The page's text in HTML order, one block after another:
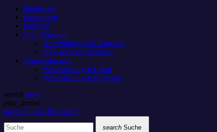
Studiocam
Sendungen
Podcasts
Club Rotation
Anmeldung Club-Rotation
DJ’s der Club Rotation
Veranstaltungen
Veranstaltungen Lokal
Veranstaltungen Regional
search menu
play_arrow
open_in_new PLAYER
search Suche